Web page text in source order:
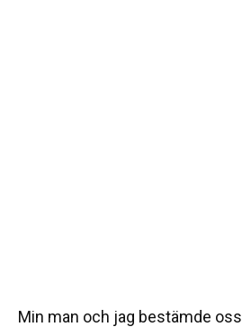
Min man och jag bestämde